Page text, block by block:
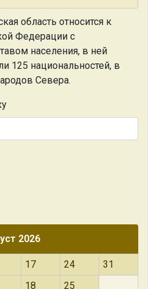
область относится к
Федерации с
населения, в ней
125 национальностей, в
Севера.
2026
17 24
31
18 25